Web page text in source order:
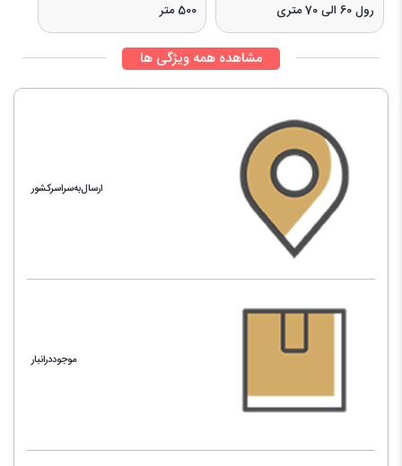
رول 60 الی 70 متری
500 متر
مشاهده همه ویژگی ها
ارسال‌به‌سراسرکشور
موجوددرانبار